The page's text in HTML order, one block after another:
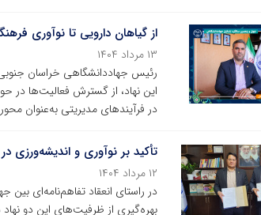
از گیاهان دارویی تا نوآوری
۱۳ مرداد ۱۴۰۴
رئیس جهاددانشگاهی خراسان
این نهاد، از گسترش فعالیت‌ها
در فرآیندهای مدیریتی به‌عنوان
تأکید بر نوآوری و اندیشه‌ورزی
۱۲ مرداد ۱۴۰۴
در راستای انعقاد تفاهم‌نامه‌ای بین
بهره‌گیری از ظرفیت‌های این دو